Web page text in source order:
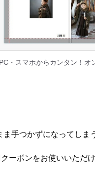
PC・スマホからカンタン！オ
手つかずになってしま
ーポンをお使いいただ